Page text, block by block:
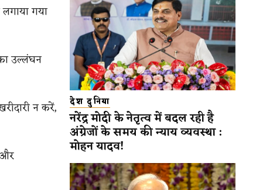
गया
उल्लंघन
न करें,
देश दुनिया
नरेंद्र मोदी के नेतृत्व में बदल रही है
अंग्रेजों के समय की न्याय व्यवस्था :
मोहन यादव!